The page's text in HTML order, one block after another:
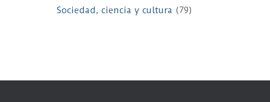
Sociedad, ciencia y cultura (79)